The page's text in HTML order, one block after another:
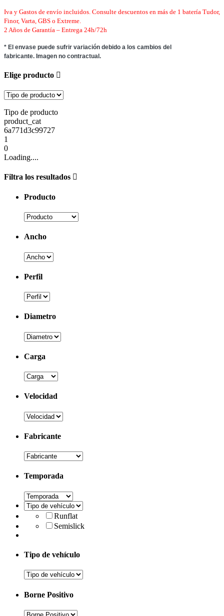
Iva y Gastos de envío incluidos. Consulte descuentos en más de 1 batería Tudor,
Finor, Varta, GBS o Extreme.
2 Años de Garantía – Entrega 24h/72h
* El envase puede sufrir variación debido a los cambios del
fabricante. Imagen no contractual.
Elige producto
Tipo de producto
product_cat
6a771d3c99727
1
0
Loading....
Filtra los resultados
Producto
Ancho
Perfil
Diametro
Carga
Velocidad
Fabricante
Temporada
Runflat
Semislick
Tipo de vehículo
Borne Positivo